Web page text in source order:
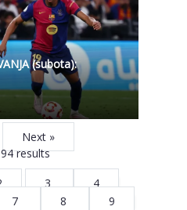
(subota):
Next »
94results
3
4
7 8
9